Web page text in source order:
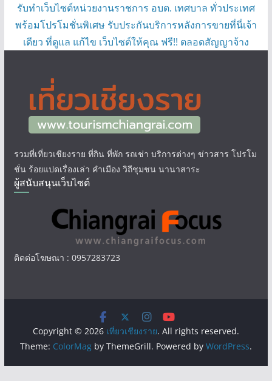
รับทำเว็บไซต์หน่วยงานราชการ อบต. เทศบาล ทั่วประเทศ
พร้อมโปรโมชั่นพิเศษ รับประกันบริการหลังการขายที่นี่เจ้า
เดียว ที่ดูแล แก้ไข เว็บไซต์ให้คุณ ฟรี!! ตลอดสัญญาจ้าง
รวมที่เที่ยวเชียงราย ที่กิน ที่พัก รถเช่า บริการต่างๆ ข่าวสาร โปรโม
ชั่น ร้อยแปดเรื่องเล่า คำเมือง วิถีชุมชน นานาสาระ
ผู้สนับสนุนเว็บไซต์
ติดต่อโฆษณา : 0957283723
Copyright © 2026 เที่ยวเชียงราย. All rights reserved.
Theme: ColorMagby ThemeGrill. Powered by WordPress.